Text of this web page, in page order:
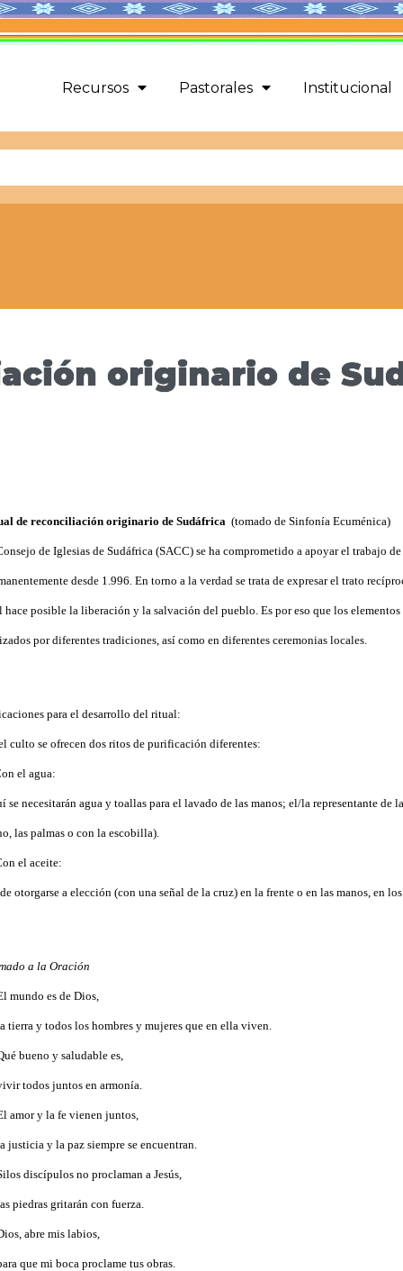
Recursos Pastorales Institucional
originario de
de reconciliación originario de Sudáfrica (tomado de Sinfonía Ecuménica)
de Iglesias de Sudáfrica (SACC) se ha comprometido a apoyar el trabajo de
desde 1.996. En torno a la verdad se trata de expresar el trato
hace posible la liberación y la salvación del pueblo. Es por eso que los
por diferentes tradiciones, así como en diferentes ceremonias locales.
para el desarrollo del ritual:
culto se ofrecen dos ritos de purificación diferentes:
el agua:
se necesitarán agua y toallas para el lavado de las manos; el/la representante de
las palmas o con la escobilla).
el aceite:
otorgarse a elección (con una señal de la cruz) en la frente o en las manos, en
a la Oración
mundo es de Dios,
tierra y todos los hombres y mujeres que en ella viven.
bueno y saludable es,
todos juntos en armonía.
amor y la fe vienen juntos,
justicia y la paz siempre se encuentran.
discípulos no proclaman a Jesús,
piedras gritarán con fuerza.
abre mis labios,
que mi boca proclame tus obras.